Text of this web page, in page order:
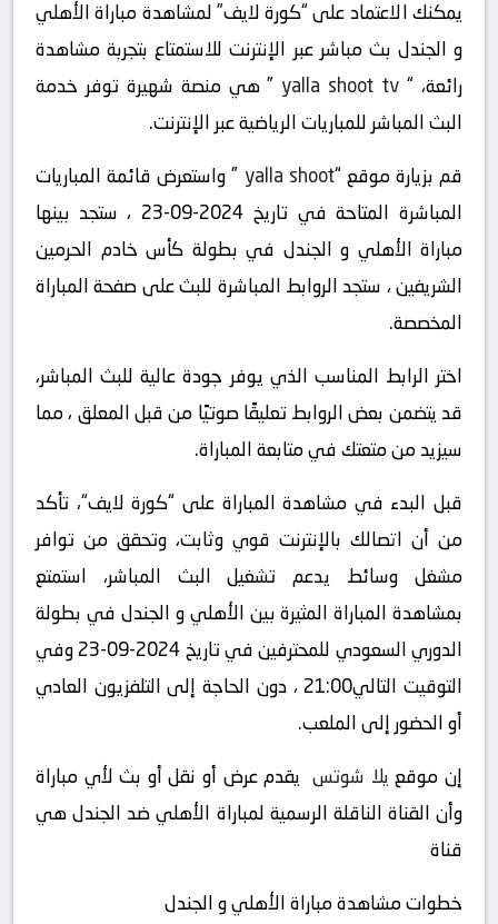
يمكنك الاعتماد على “كورة لايف” لمشاهدة مباراة الأهلي
و الجندل بث مباشر عبر الإنترنت للاستمتاع بتجربة مشاهدة
رائعة، “ yalla shoot tv ” هي منصة شهيرة توفر خدمة
البث المباشر للمباريات الرياضية عبر الإنترنت.
قم بزيارة موقع “yalla shoot ” واستعرض قائمة المباريات
المباشرة المتاحة في تاريخ 2024-09-23 ، ستجد بينها
مباراة الأهلي و الجندل في بطولة كأس خادم الحرمين
الشريفين ، ستجد الروابط المباشرة للبث على صفحة المباراة
المخصصة.
اختر الرابط المناسب الذي يوفر جودة عالية للبث المباشر،
قد يتضمن بعض الروابط تعليقًا صوتيًا من قبل المعلق ، مما
سيزيد من متعتك في متابعة المباراة.
قبل البدء في مشاهدة المباراة على “كورة لايف“، تأكد
من أن اتصالك بالإنترنت قوي وثابت، وتحقق من توافر
مشغل وسائط يدعم تشغيل البث المباشر، استمتع
بمشاهدة المباراة المثيرة بين الأهلي و الجندل في بطولة
الدوري السعودي للمحترفين في تاريخ 2024-09-23 وفي
التوقيت التالي21:00 ، دون الحاجة إلى التلفزيون العادي
أو الحضور إلى الملعب.
إن موقع يلا شوتسيقدم عرض أو نقل أو بث لأي مباراة
وأن القناة الناقلة الرسمية لمباراة الأهلي ضد الجندل هي
قناة
خطوات مشاهدة مباراة الأهلي و الجندل